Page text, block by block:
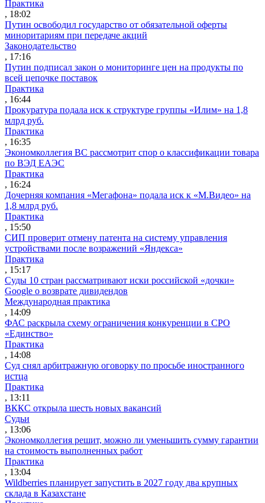
Практика
, 18:02
Путин освободил государство от обязательной оферты
миноритариям при передаче акций
Законодательство
, 17:16
Путин подписал закон о мониторинге цен на продукты по
всей цепочке поставок
Практика
, 16:44
Прокуратура подала иск к структуре группы «Илим» на 1,8
млрд руб.
Практика
, 16:35
Экономколлегия ВС рассмотрит спор о классификации товара
по ВЭД ЕАЭС
Практика
, 16:24
Дочерняя компания «Мегафона» подала иск к «М.Видео» на
1,8 млрд руб.
Практика
, 15:50
СИП проверит отмену патента на систему управления
устройствами после возражений «Яндекса»
Практика
, 15:17
Суды 10 стран рассматривают иски российской «дочки»
Google о возврате дивидендов
Международная практика
, 14:09
ФАС раскрыла схему ограничения конкуренции в СРО
«Единство»
Практика
, 14:08
Суд снял арбитражную оговорку по просьбе иностранного
истца
Практика
, 13:11
ВККС открыла шесть новых вакансий
Судьи
, 13:06
Экономколлегия решит, можно ли уменьшить сумму гарантии
на стоимость выполненных работ
Практика
, 13:04
Wildberries планирует запустить в 2027 году два крупных
склада в Казахстане